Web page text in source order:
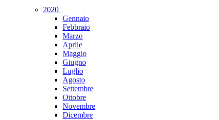
2020
Gennaio
Febbraio
Marzo
Aprile
Maggio
Giugno
Luglio
Agosto
Settembre
Ottobre
Novembre
Dicembre